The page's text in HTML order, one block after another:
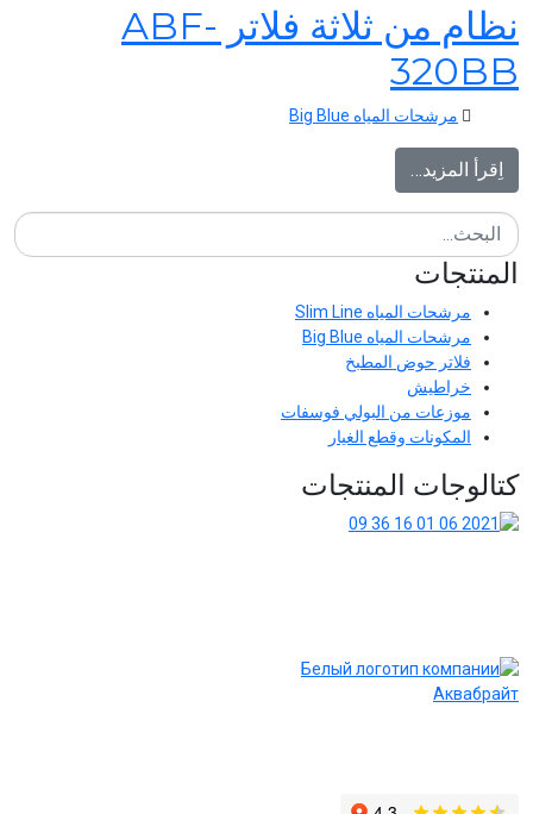
نظام من ثلاثة فلاتر ABF-
320BB
مرشحات المياه Big Blue
اِقرأ المزيد…
المنتجات
مرشحات المياه Slim Line
مرشحات المياه Big Blue
فلاتر حوض المطبخ
خراطيش
موزعات من البولي فوسفات
المكونات وقطع الغيار
كتالوجات المنتجات